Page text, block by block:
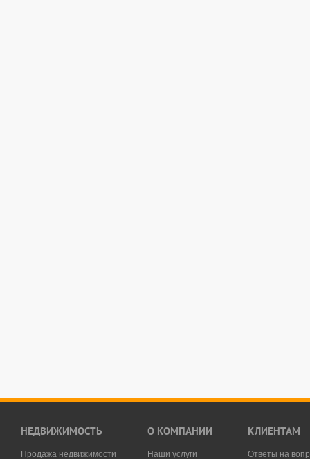
НЕДВИЖИМОСТЬ
Продажа недвижимости
О КОМПАНИИ
Наши услуги
КЛИЕНТАМ
Ответы на